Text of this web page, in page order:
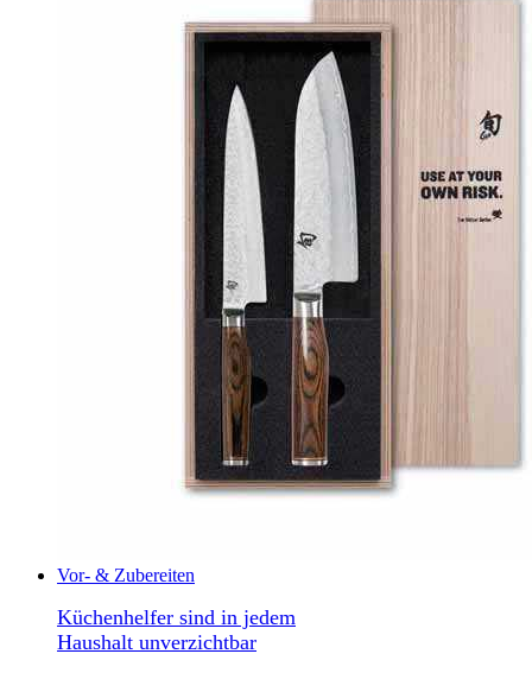
Vor- & Zubereiten
Küchenhelfer sind in jedem
Haushalt unverzichtbar